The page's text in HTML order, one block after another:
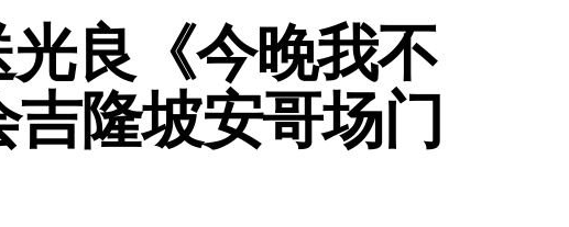
光良《今晚我不
隆坡安哥场门